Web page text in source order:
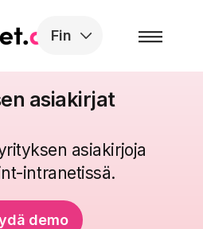
Fin
asiakirjat
asiakirjoja
intranetissä.
demo